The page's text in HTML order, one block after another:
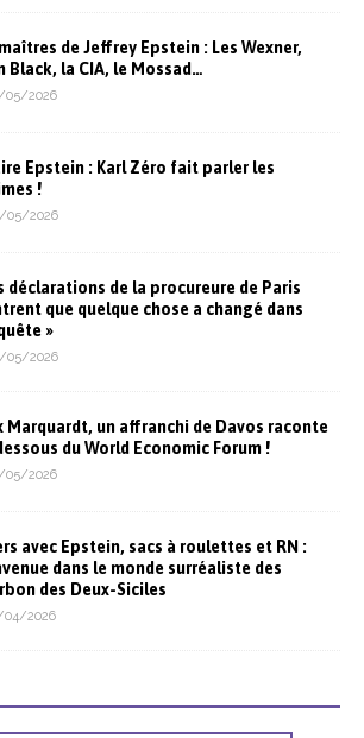
de Jeffrey Epstein : Les Wexner,
Black, la CIA, le Mossad…
05/2026
Epstein : Karl Zéro fait parler les
!
05/2026
déclarations de la procureure de Paris
que quelque chose a changé dans
»
05/2026
Marquardt, un affranchi de Davos raconte
du World Economic Forum !
05/2026
avec Epstein, sacs à roulettes et RN :
dans le monde surréaliste des
des Deux-Siciles
04/2026